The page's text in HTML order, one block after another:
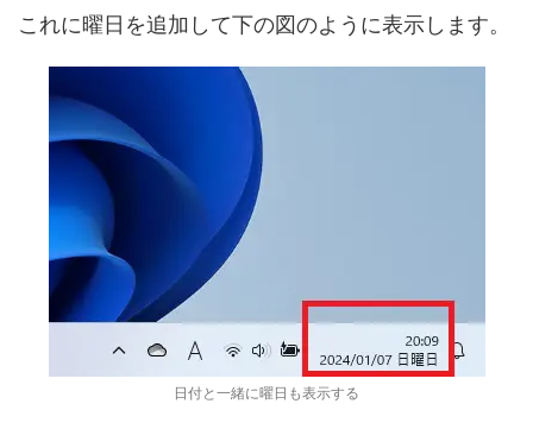
これに曜日を追加して下の図のように表示します。
日付と一緒に曜日も表示する